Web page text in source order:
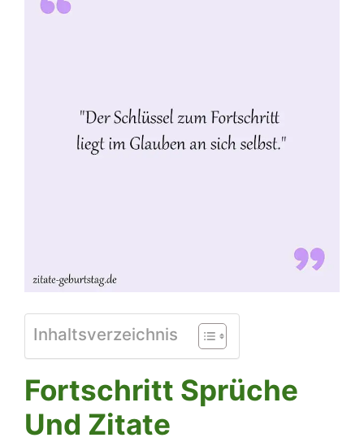
Inhaltsverzeichnis
Fortschritt Sprüche
Und Zitate